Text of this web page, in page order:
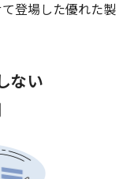
登場した優れた製
ない